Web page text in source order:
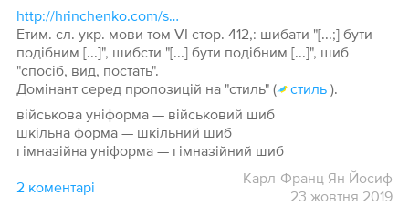
http://hrinchenko.com/slovar/znachenie-slova/65729-shyb.html#show_point
Етим. сл. укр. мови том VI стор. 412,: шибати "[...;] бути
подібним [...]", шибсти "[...] бути подібним [...]", шиб
"спосіб, вид, постать".
Домінант серед пропозицій на "стиль" (
стиль).
військова уніформа — військовий шиб
шкільна форма — шкільний шиб
гімназійна уніформа — гімназійний шиб
2 коментарі
Карл-Франц Ян Йосиф
23 жовтня 2019